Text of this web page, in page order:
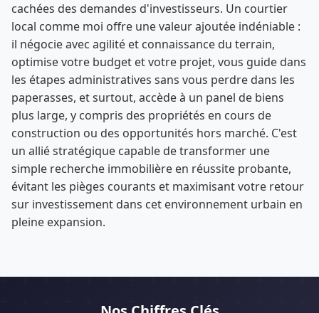
cachées des demandes d'investisseurs. Un courtier
local comme moi offre une valeur ajoutée indéniable :
il négocie avec agilité et connaissance du terrain,
optimise votre budget et votre projet, vous guide dans
les étapes administratives sans vous perdre dans les
paperasses, et surtout, accède à un panel de biens
plus large, y compris des propriétés en cours de
construction ou des opportunités hors marché. C'est
un allié stratégique capable de transformer une
simple recherche immobilière en réussite probante,
évitant les pièges courants et maximisant votre retour
sur investissement dans cet environnement urbain en
pleine expansion.